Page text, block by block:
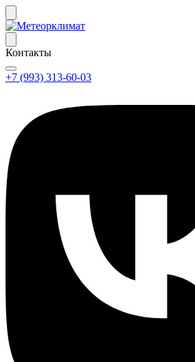
Контакты
+7 (993) 313-60-03